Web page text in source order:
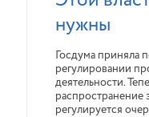
нужны
Госдума приняла
регулировании
деятельности.
распространение
регулируется